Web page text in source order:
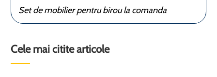
Set de mobilier pentru birou la comanda
Cele mai citite articole